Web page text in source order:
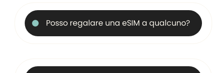
Posso regalare una eSIM a qualcuno?